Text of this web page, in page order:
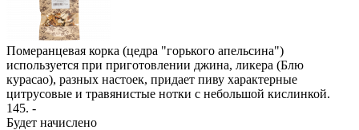
Померанцевая корка (цедра "горького апельсина")
используется при приготовлении джина, ликера (Блю
курасао), разных настоек, придает пиву характерные
цитрусовые и травянистые нотки с небольшой кислинкой.
145. -
Будет начислено